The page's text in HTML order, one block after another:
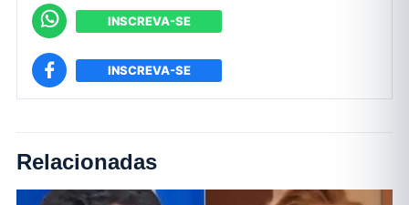
INSCREVA-SE
INSCREVA-SE
Relacionadas